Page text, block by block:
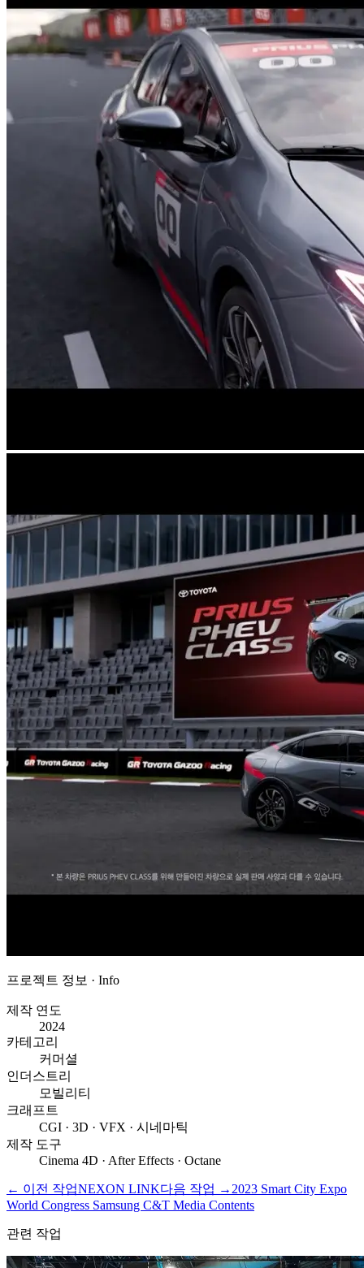
프로젝트 정보 · Info
제작 연도
2024
카테고리
커머셜
인더스트리
모빌리티
크래프트
CGI · 3D · VFX · 시네마틱
제작 도구
Cinema 4D · After Effects · Octane
← 이전 작업NEXON LINK다음 작업 → 2023 Smart City Expo
World Congress Samsung C&T Media Contents
관련 작업